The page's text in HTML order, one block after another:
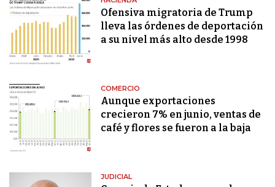
Ofensiva migratoria de Trump
lleva las órdenes de deportación
a su nivel más alto desde 1998
COMERCIO
Aunque exportaciones
crecieron 7% en junio, ventas de
café y flores se fueron a la baja
JUDICIAL